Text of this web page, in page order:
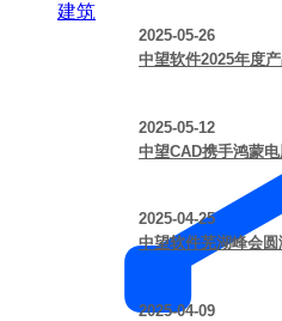
建筑
2025-05-26
中望软件2025年度
2025-05-12
中望CAD携手鸿蒙
2025-04-25
中望软件芜湖峰会
2025-04-09